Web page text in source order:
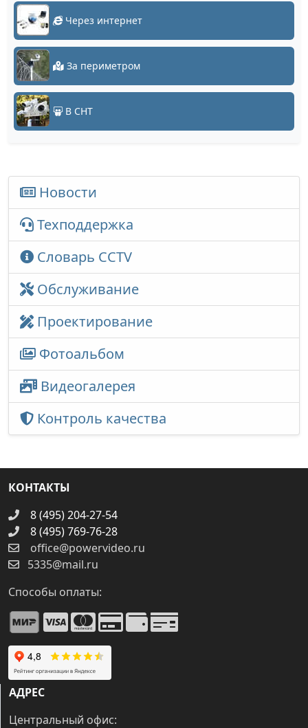
Через интернет
За периметром
В СНТ
Новости
Техподдержка
Словарь CCTV
Обслуживание
Проектирование
Фотоальбом
Видеогалерея
Контроль качества
КОНТАКТЫ
8 (495) 204-27-54
8 (495) 769-76-28
office@powervideo.ru
5335@mail.ru
Способы оплаты:
АДРЕС
Центральный офис: